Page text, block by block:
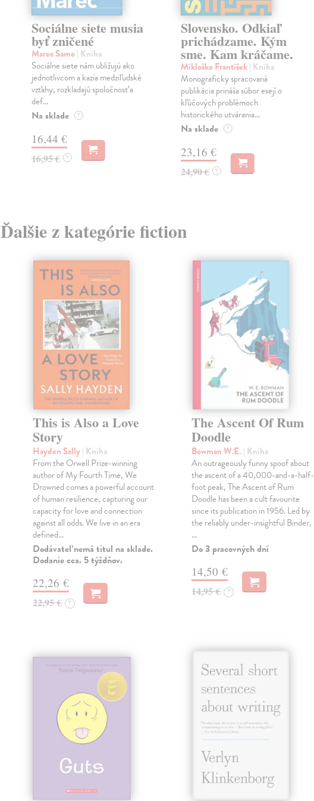
Sociálne siete musia
byť zničené
Marec Samo| Kniha
Sociálne siete nám ubližujú ako
jednotlivcom a kazia medziľudské
vzťahy, rozkladajú spoločnosť a
def...
Na sklade ?
16,44 €
16,95 € ?
Slovensko. Odkiaľ
prichádzame. Kým
sme. Kam kráčame.
Mikloško František| Kniha
Monograficky spracovaná
publikácia prináša súbor esejí o
kľúčových problémoch
historického utvárania...
Na sklade ?
23,16 €
24,90 € ?
Ďalšie z kategórie fiction
This is Also a Love
Story
Hayden Sally| Kniha
From the Orwell Prize-winning
author of My Fourth Time, We
Drowned comes a powerful account
of human resilience, capturing our
capacity for love and connection
against all odds. We live in an era
defined…
Dodávateľ nemá titul na sklade.
Dodanie cca. 5 týždňov.
22,26 €
22,95 € ?
The Ascent Of Rum
Doodle
Bowman W.E. | Kniha
An outrageously funny spoof about
the ascent of a 40,000-and-a-half-
foot peak, The Ascent of Rum
Doodle has been a cult favourite
since its publication in 1956. Led by
the reliably under-insightful Binder,
…
Do 3 pracovných dní
14,50 €
14,95 € ?